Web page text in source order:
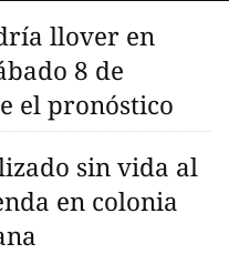
llover en
8 de
el pronóstico
sin vida al
en colonia